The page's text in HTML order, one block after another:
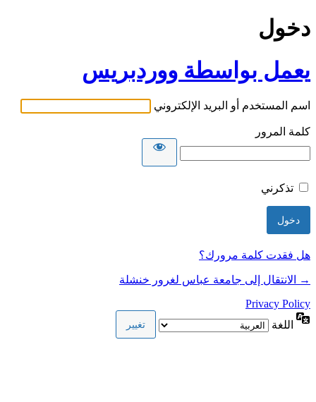
دخول
يعمل بواسطة ووردبريس
اسم المستخدم أو البريد الإلكتروني
كلمة المرور
تذكرني
هل فقدت كلمة مرورك؟
→ الانتقال إلى جامعة عباس لغرور خنشلة
Privacy Policy
اللغة